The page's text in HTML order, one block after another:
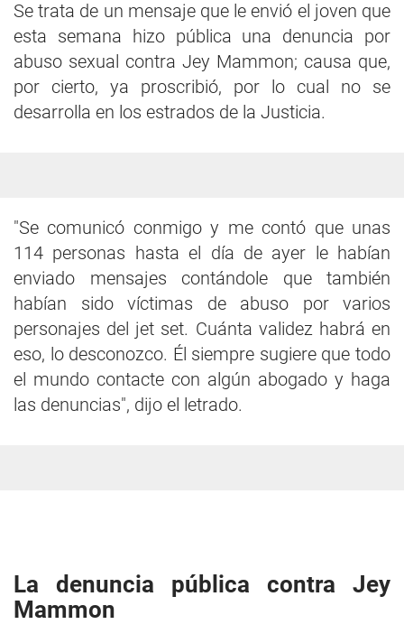
Se trata de un mensaje que le envió el joven que
esta semana hizo pública una denuncia por
abuso sexual contra Jey Mammon; causa que,
por cierto, ya proscribió, por lo cual no se
desarrolla en los estrados de la Justicia.
"Se comunicó conmigo y me contó que unas
114 personas hasta el día de ayer le habían
enviado mensajes contándole que también
habían sido víctimas de abuso por varios
personajes del jet set. Cuánta validez habrá en
eso, lo desconozco. Él siempre sugiere que todo
el mundo contacte con algún abogado y haga
las denuncias", dijo el letrado.
La denuncia pública contra Jey
Mammon